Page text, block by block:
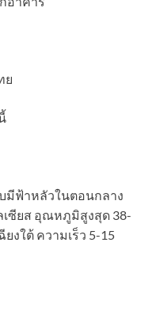
ย
มีฟ้าหลัวในตอนกลาง
ซียส อุณหภูมิสูงสุด 38-
งใต้ ความเร็ว 5-15